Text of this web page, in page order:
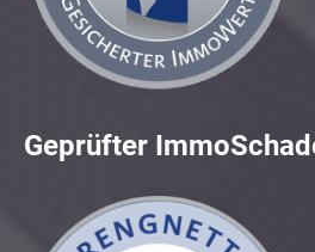
Geprüfter